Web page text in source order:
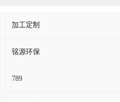
加工定制
铭源环保
789